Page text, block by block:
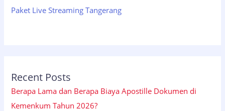
Paket Live Streaming Tangerang
Recent Posts
Berapa Lama dan Berapa Biaya Apostille Dokumen di
Kemenkum Tahun 2026?